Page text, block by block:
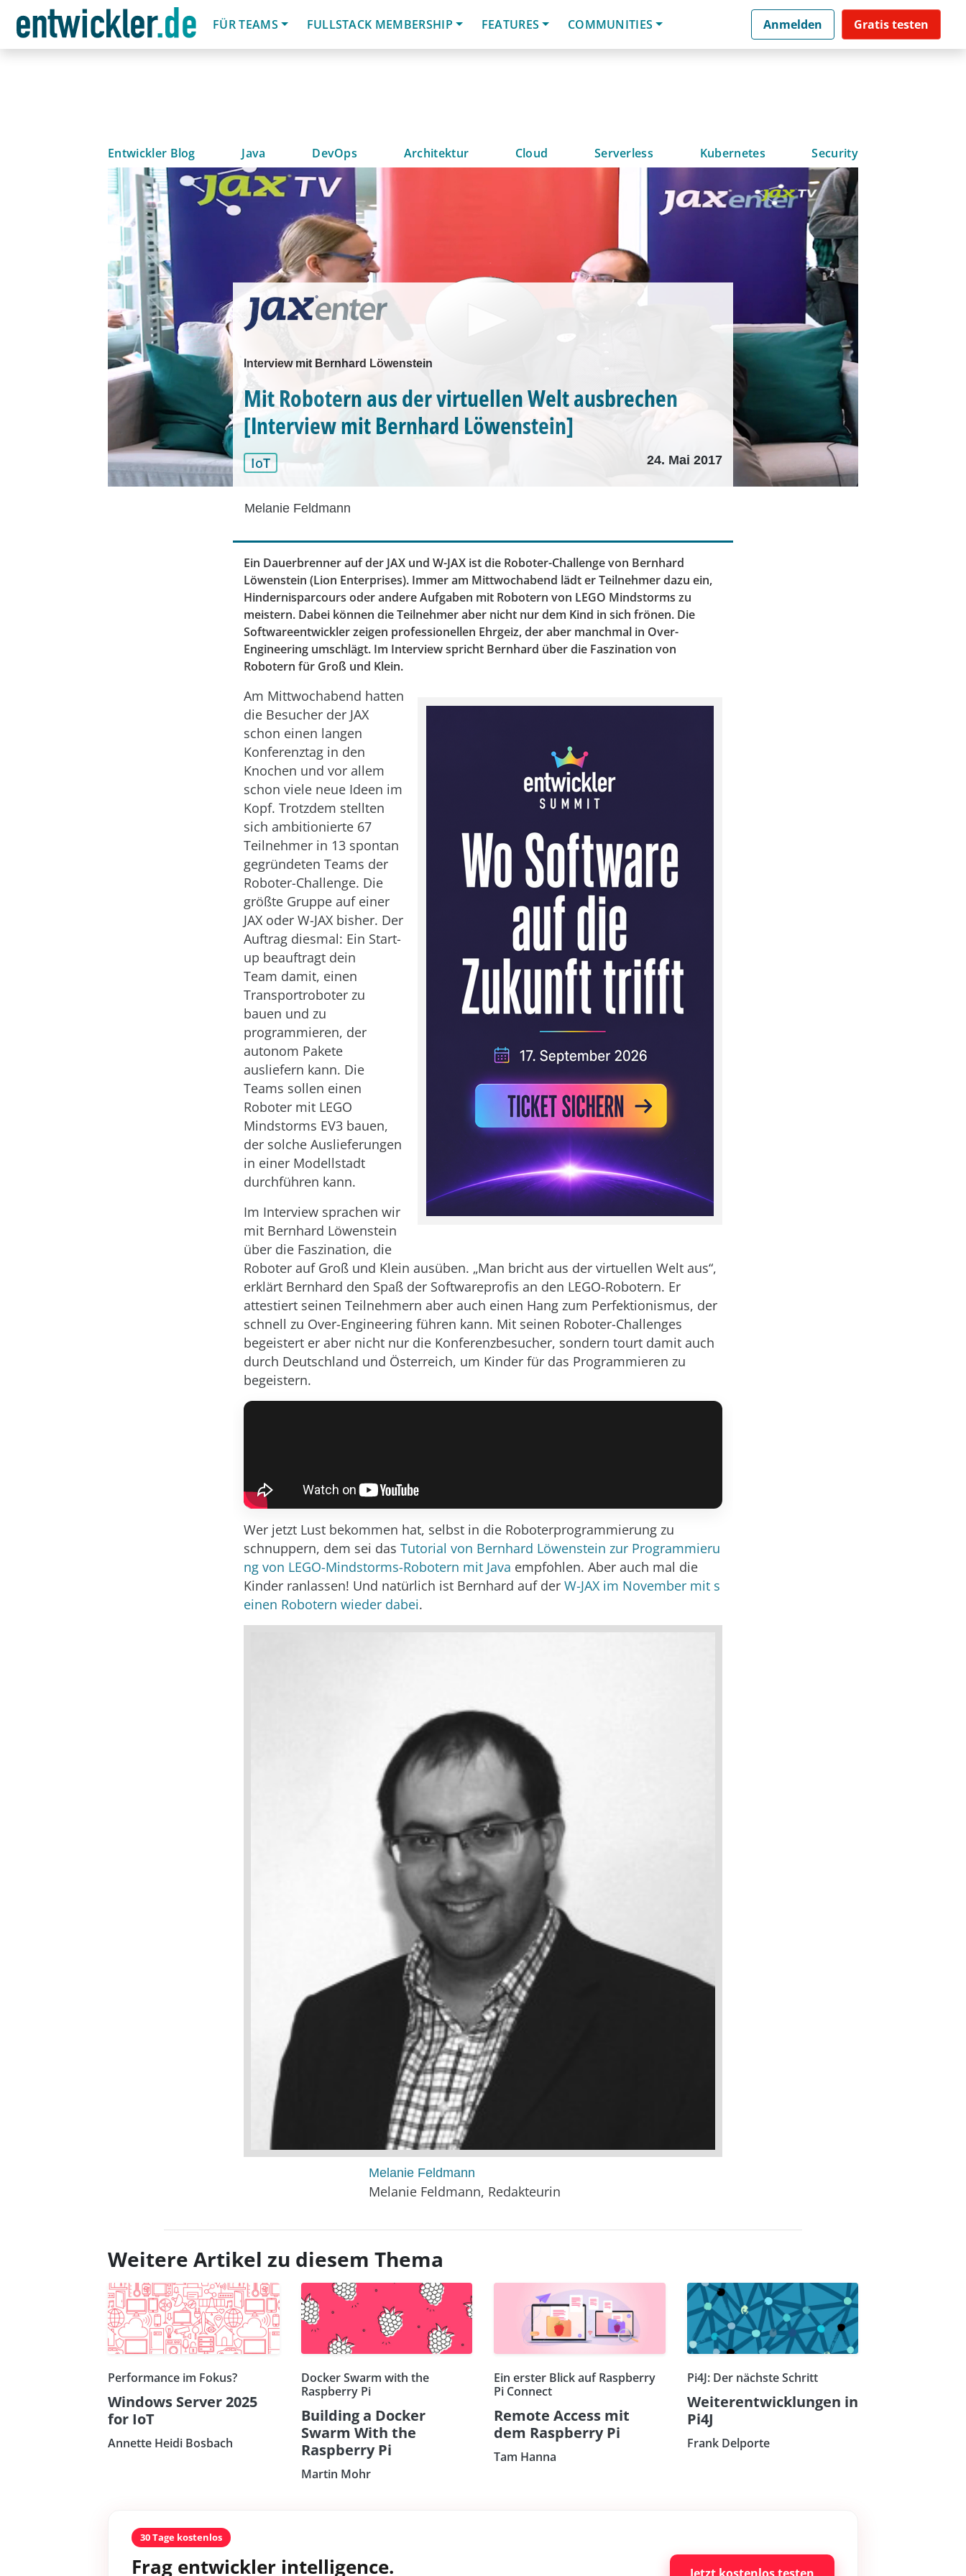
FÜR TEAMS
FULLSTACK MEMBERSHIP FEATURES COMMUNITIES Anmelden Gratis testen
Entwickler Blog Java DevOps Architektur Cloud Serverless Kubernetes Security
Interview mit Bernhard Löwenstein
Mit Robotern aus der virtuellen Welt ausbrechen
[Interview mit Bernhard Löwenstein]
IoT 24. Mai 2017
Melanie Feldmann
Ein Dauerbrenner auf der JAX und W-JAX ist die Roboter-Challenge von Bernhard
Löwenstein (Lion Enterprises). Immer am Mittwochabend lädt er Teilnehmer dazu ein,
Hindernisparcours oder andere Aufgaben mit Robotern von LEGO Mindstorms zu
meistern. Dabei können die Teilnehmer aber nicht nur dem Kind in sich frönen. Die
Softwareentwickler zeigen professionellen Ehrgeiz, der aber manchmal in Over-
Engineering umschlägt. Im Interview spricht Bernhard über die Faszination von
Robotern für Groß und Klein.
Am Mittwochabend hatten
die Besucher der JAX
schon einen langen
Konferenztag in den
Knochen und vor allem
schon viele neue Ideen im
Kopf. Trotzdem stellten
sich ambitionierte 67
Teilnehmer in 13 spontan
gegründeten Teams der
Roboter-Challenge. Die
größte Gruppe auf einer
JAX oder W-JAX bisher. Der
Auftrag diesmal: Ein Start-
up beauftragt dein
Team damit, einen
Transportroboter zu
bauen und zu
programmieren, der
autonom Pakete
ausliefern kann. Die
Teams sollen einen
Roboter mit LEGO
Mindstorms EV3 bauen,
der solche Auslieferungen
in einer Modellstadt
durchführen kann.
Im Interview sprachen wir
mit Bernhard Löwenstein
über die Faszination, die
Roboter auf Groß und Klein ausüben. „Man bricht aus der virtuellen Welt aus“,
erklärt Bernhard den Spaß der Softwareprofis an den LEGO-Robotern. Er
attestiert seinen Teilnehmern aber auch einen Hang zum Perfektionismus, der
schnell zu Over-Engineering führen kann. Mit seinen Roboter-Challenges
begeistert er aber nicht nur die Konferenzbesucher, sondern tourt damit auch
durch Deutschland und Österreich, um Kinder für das Programmieren zu
begeistern.
Wer jetzt Lust bekommen hat, selbst in die Roboterprogrammierung zu
schnuppern, dem sei das Tutorial von Bernhard Löwenstein zur Programmieru
ng von LEGO-Mindstorms-Robotern mit Java empfohlen. Aber auch mal die
Kinder ranlassen! Und natürlich ist Bernhard auf der W-JAX im November mit s
einen Robotern wieder dabei.
Melanie Feldmann
Melanie Feldmann, Redakteurin
Weitere Artikel zu diesem Thema
Performance im Fokus?
Windows Server 2025
for IoT
Annette Heidi Bosbach
Docker Swarm with the
Raspberry Pi
Building a Docker
Swarm With the
Raspberry Pi
Martin Mohr
Ein erster Blick auf Raspberry
Pi Connect
Remote Access mit
dem Raspberry Pi
Tam Hanna
Pi4J: Der nächste Schritt
Weiterentwicklungen in
Pi4J
Frank Delporte
30 Tage kostenlos
Frag entwickler intelligence.